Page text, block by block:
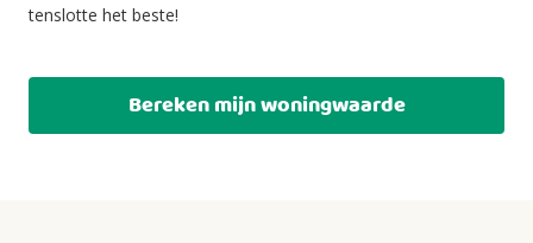
tenslotte het beste!
Bereken mijn woningwaarde